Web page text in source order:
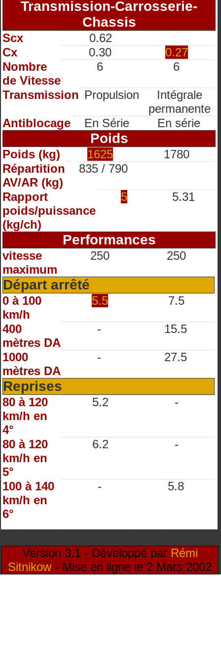
Transmission-Carrosserie-
Chassis
Scx
0.62
Cx
0.30
0.27
Nombre
de Vitesse
6 6
Transmission Propulsion
Intégrale
permanente
Antiblocage
En Série En série
Poids
Poids (kg) 1625
1780
Répartition
AV/AR (kg)
835 / 790
Rapport
poids/puissance
(kg/ch)
5 5.31
Performances
vitesse
maximum
250 250
Départ arrêté
0 à 100
km/h
5.5 7.5
400
mètres DA
- 15.5
1000
mètres DA
- 27.5
Reprises
80 à 120
km/h en
4°
5.2 -
80 à 120
km/h en
5°
6.2 -
100 à 140
km/h en
6°
- 5.8
Version 3.1 - Développé par Rémi
Sitnikow- Mise en ligne le 2 Mars 2002